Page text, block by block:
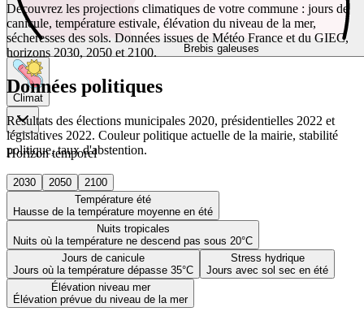
Brebis galeuses
Climat
Horizon temporel
2030 2050
2100
Température été
Hausse de la température moyenne en été
Nuits tropicales
Nuits où la température ne descend pas sous 20°C
Jours de canicule
Jours où la température dépasse 35°C
Stress hydrique
Jours avec sol sec en été
Élévation niveau mer
Élévation prévue du niveau de la mer
Découvrez les projections climatiques de votre commune : jours de
canicule, température estivale, élévation du niveau de la mer,
sécheresses des sols. Données issues de Météo France et du GIEC,
horizons 2030, 2050 et 2100.
Données politiques
Résultats des élections municipales 2020, présidentielles 2022 et
législatives 2022. Couleur politique actuelle de la mairie, stabilité
politique, taux d'abstention.